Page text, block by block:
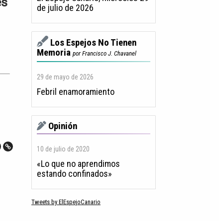
de julio de 2026
Los Espejos No Tienen
Memoria por Francisco J. Chavanel
29 de mayo de 2026
Febril enamoramiento
Opinión
10 de julio de 2020
«Lo que no aprendimos
estando confinados»
Tweets by ElEspejoCanario